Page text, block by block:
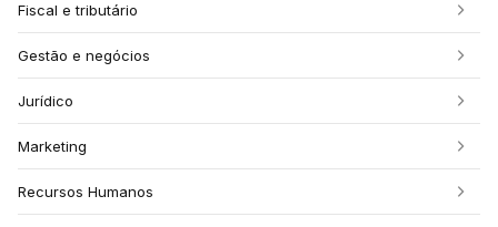
Fiscal e tributário
Gestão e negócios
Jurídico
Marketing
Recursos Humanos